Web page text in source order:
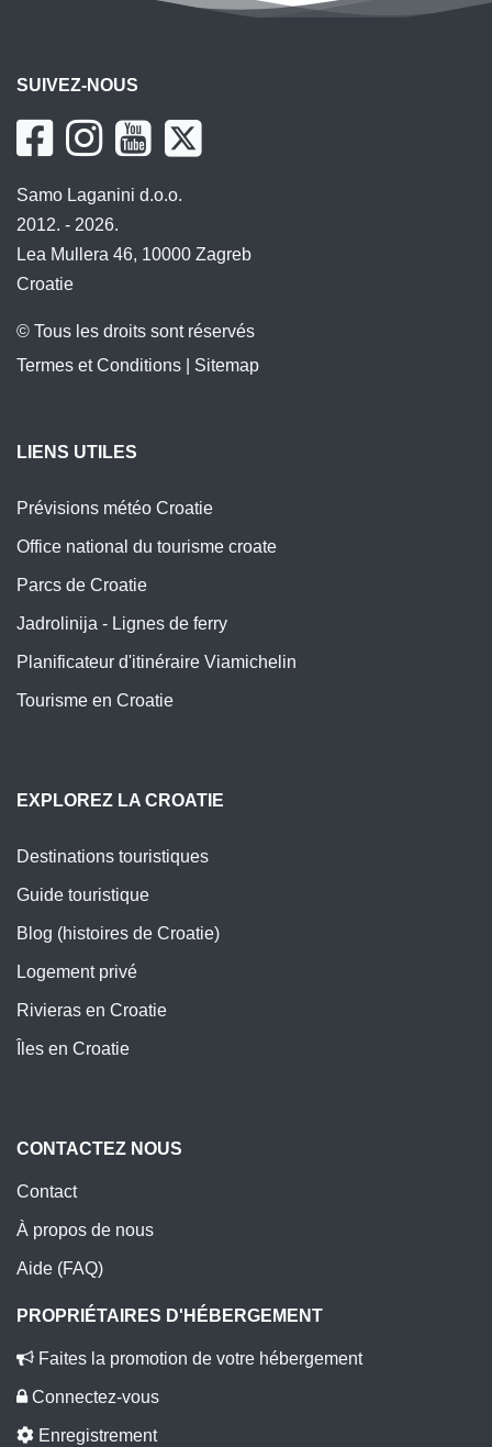
SUIVEZ-NOUS
Samo Laganini d.o.o.
2012. - 2026.
Lea Mullera 46, 10000 Zagreb
Croatie
© Tous les droits sont réservés
Termes et Conditions
Sitemap
LIENS UTILES
Prévisions météo Croatie
Office national du tourisme croate
Parcs de Croatie
Jadrolinija - Lignes de ferry
Planificateur d'itinéraire Viamichelin
Tourisme en Croatie
EXPLOREZ LA CROATIE
Destinations touristiques
Guide touristique
Blog (histoires de Croatie)
Logement privé
Rivieras en Croatie
Îles en Croatie
CONTACTEZ NOUS
Contact
À propos de nous
Aide (FAQ)
PROPRIÉTAIRES D'HÉBERGEMENT
Faites la promotion de votre hébergement
Connectez-vous
Enregistrement